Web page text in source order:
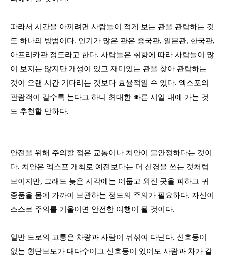
따라서 시간을 아끼려면 사람들이 적게 보는 관을 관람하는 것
도 하나의 방법이다. 인기가 많은 관은 중국관, 일본관, 한국관,
아프리카관 정도라고 한다. 사람들은 취향에 따라 사람들이 많
이 보지는 않지만 개성이 있고 재미있는 관을 찾아 관람하는
것이 오랜 시간 기다리는 것보다 효율적일 수 있다. 엑스포의
관람객이 갈수록 는다고 하니 최대한 빠른 시일 내에 가는 것
도 추천할 만하다.
안전을 위해 주의할 점은 교통이나 치안이 불안정하다는 것이
다. 치안은 엑스포 개최로 예전보다는 더 신경을 쓰는 것처럼
보이지만, 그래도 늦은 시각에는 어둡고 외진 곳을 피하고 귀
중품을 몸에 가까이 보관하는 정도의 주의가 필요하다. 자신이
스스로 주의를 기울이면 안전한 여행이 될 것이다.
일반 도로의 교통은 차량과 사람이 뒤섞여 다닌다. 신호등이
없는 횡단보도가 대다수이고 신호등이 있어도 사람과 차가 같